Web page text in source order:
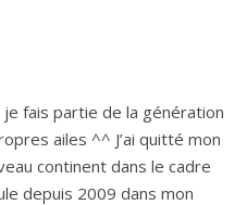
fais partie de la génération
ailes ^^ J’ai quitté mon
continent dans le cadre
depuis 2009 dans mon